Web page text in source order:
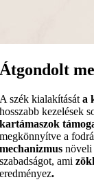
Átgondolt
A szék kialakításáta
hosszabb kezelések
kartámaszok
megkönnyítve a
mechanizmus növeli
szabadságot, ami
eredményez.